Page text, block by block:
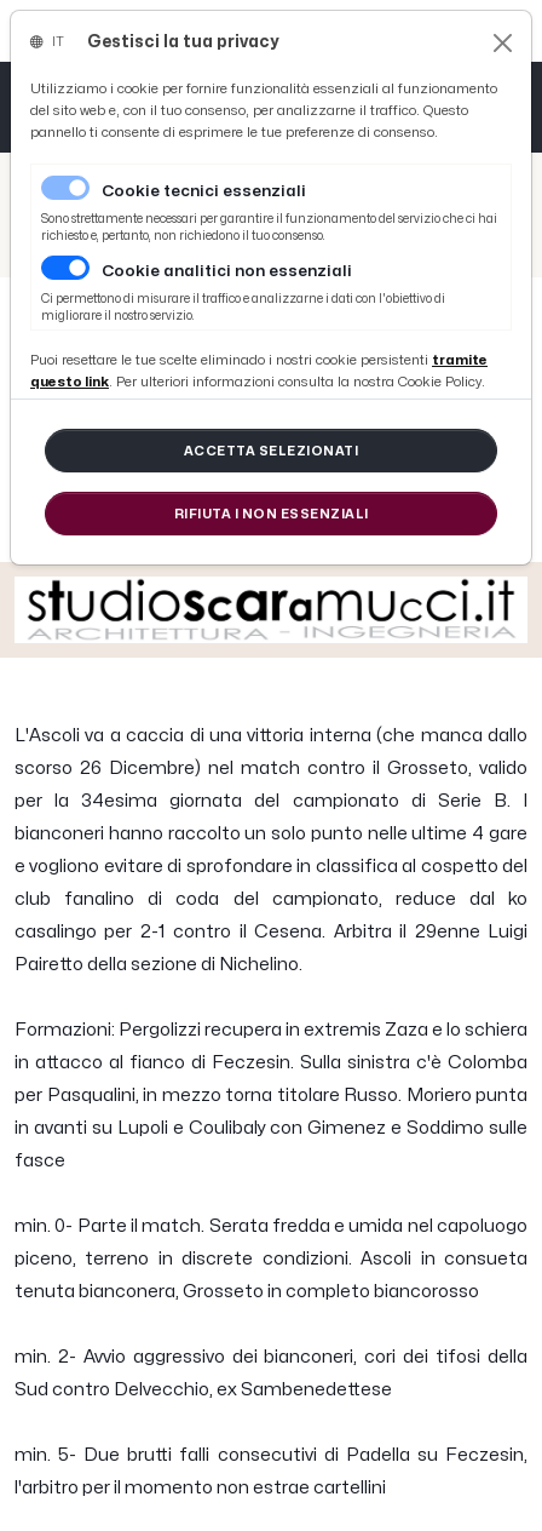
/ Picenotime
/ News
/ IL PICCHIO RISORGE IN CASA E AFFONDA 3-1 IL GROSSETO
IL PICCHIO RISORGE IN CASA E
AFFONDA 3-1 IL GROSSETO
giovedì 28 marzo 2013
L'Ascoli va a caccia di una vittoria interna (che manca dallo
scorso 26 Dicembre) nel match contro il Grosseto, valido
per la 34esima giornata del campionato di Serie B. I
bianconeri hanno raccolto un solo punto nelle ultime 4 gare
e vogliono evitare di sprofondare in classifica al cospetto del
club fanalino di coda del campionato, reduce dal ko
casalingo per 2-1 contro il Cesena. Arbitra il 29enne Luigi
Pairetto della sezione di Nichelino.
Formazioni: Pergolizzi recupera in extremis Zaza e lo schiera
in attacco al fianco di Feczesin. Sulla sinistra c'è Colomba
per Pasqualini, in mezzo torna titolare Russo. Moriero punta
in avanti su Lupoli e Coulibaly con Gimenez e Soddimo sulle
fasce
min. 0- Parte il match. Serata fredda e umida nel capoluogo
piceno, terreno in discrete condizioni. Ascoli in consueta
tenuta bianconera, Grosseto in completo biancorosso
min. 2- Avvio aggressivo dei bianconeri, cori dei tifosi della
Sud contro Delvecchio, ex Sambenedettese
min. 5- Due brutti falli consecutivi di Padella su Feczesin,
l'arbitro per il momento non estrae cartellini
Gestisci la tua privacy
Utilizziamo i cookie per fornire funzionalità essenziali al funzionamento
del sito web e, con il tuo consenso, per analizzarne il traffico. Questo
pannello ti consente di esprimere le tue preferenze di consenso.
Cookie tecnici essenziali
Sono strettamente necessari per garantire il funzionamento del servizio che ci hai
richiesto e, pertanto, non richiedono il tuo consenso.
Cookie analitici non essenziali
Ci permettono di misurare il traffico e analizzarne i dati con l'obiettivo di
migliorare il nostro servizio.
Puoi resettare le tue scelte eliminado i nostri cookie persistenti tramite
questo link. Per ulteriori informazioni consulta la nostra Cookie Policy.
ACCETTA SELEZIONATI
RIFIUTA I NON ESSENZIALI
Tutto News
Tutto Sport
Basket
Ciclismo
Tutto Curiosità